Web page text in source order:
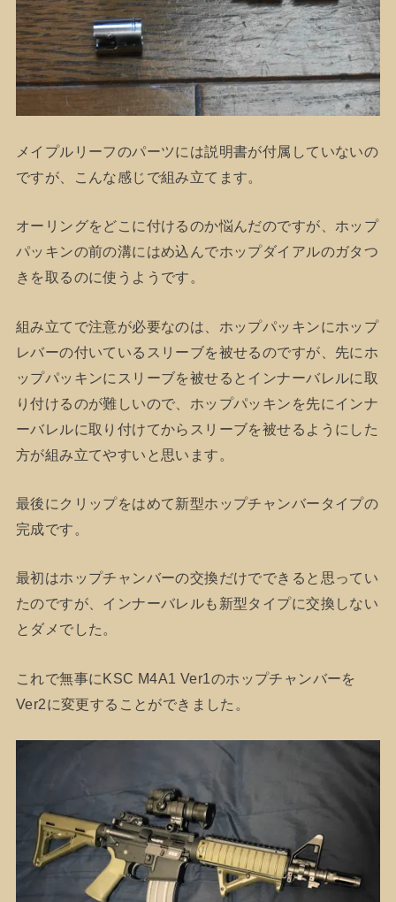
メイプルリーフのパーツには説明書が付属していないの
ですが、こんな感じで組み立てます。
オーリングをどこに付けるのか悩んだのですが、ホップ
パッキンの前の溝にはめ込んでホップダイアルのガタつ
きを取るのに使うようです。
組み立てで注意が必要なのは、ホップパッキンにホップ
レバーの付いているスリーブを被せるのですが、先にホ
ップパッキンにスリーブを被せるとインナーバレルに取
り付けるのが難しいので、ホップパッキンを先にインナ
ーバレルに取り付けてからスリーブを被せるようにした
方が組み立てやすいと思います。
最後にクリップをはめて新型ホップチャンバータイプの
完成です。
最初はホップチャンバーの交換だけでできると思ってい
たのですが、インナーバレルも新型タイプに交換しない
とダメでした。
これで無事にKSC M4A1 Ver1のホップチャンバーを
Ver2に変更することができました。